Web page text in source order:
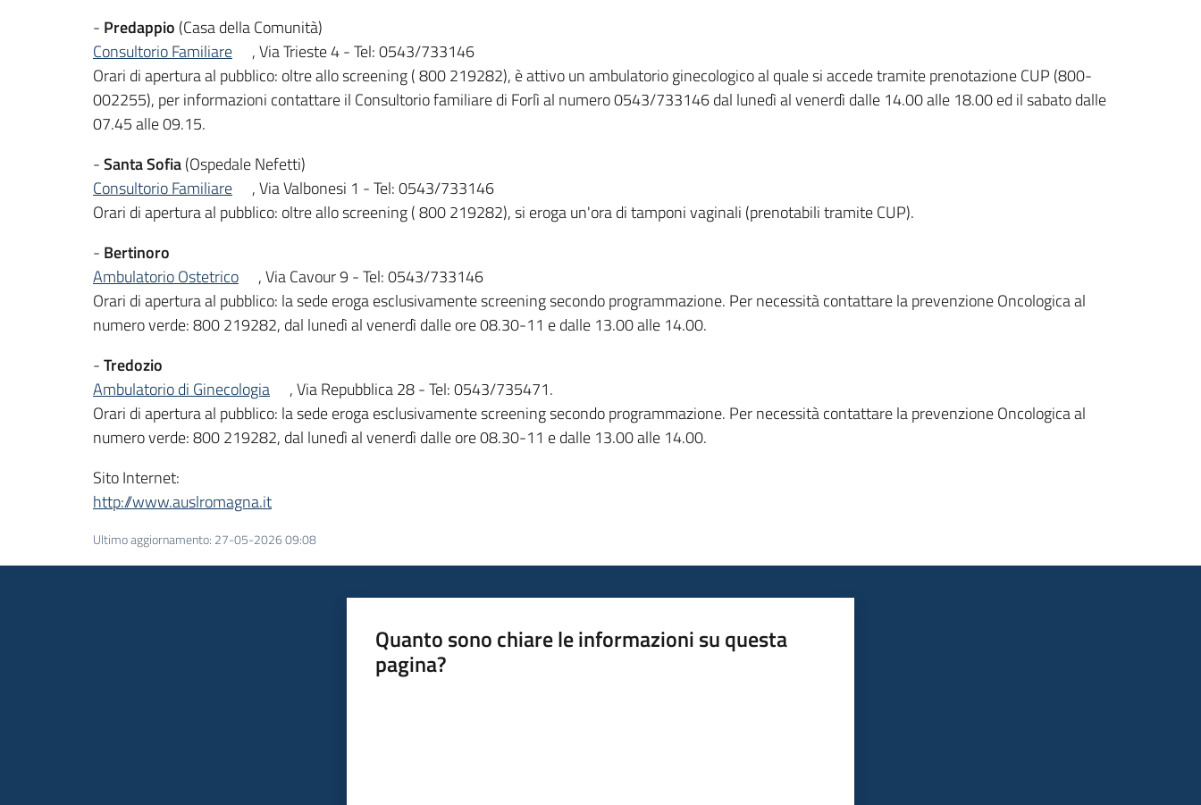
- Predappio (Casa della Comunità)
Consultorio Familiare
, Via Trieste 4 - Tel: 0543/733146
Orari di apertura al pubblico: oltre allo screening ( 800 219282), è attivo un ambulatorio ginecologico al quale si accede tramite prenotazione CUP (800-
002255), per informazioni contattare il Consultorio familiare di Forlì al numero 0543/733146 dal lunedì al venerdì dalle 14.00 alle 18.00 ed il sabato dalle
07.45 alle 09.15.
-Santa Sofia(Ospedale Nefetti)
Consultorio Familiare
, Via Valbonesi 1 - Tel: 0543/733146
Orari di apertura al pubblico: oltre allo screening ( 800 219282), si eroga un'ora di tamponi vaginali (prenotabili tramite CUP).
- Bertinoro
Ambulatorio Ostetrico
, Via Cavour 9 - Tel: 0543/733146
Orari di apertura al pubblico: la sede eroga esclusivamente screening secondo programmazione. Per necessità contattare la prevenzione Oncologica al
numero verde: 800 219282, dal lunedì al venerdì dalle ore 08.30-11 e dalle 13.00 alle 14.00.
-Tredozio
Ambulatorio di Ginecologia
, Via Repubblica 28 - Tel: 0543/735471.
Orari di apertura al pubblico: la sede eroga esclusivamente screening secondo programmazione. Per necessità contattare la prevenzione Oncologica al
numero verde: 800 219282, dal lunedì al venerdì dalle ore 08.30-11 e dalle 13.00 alle 14.00.
Sito Internet:
http://www.auslromagna.it
Ultimo aggiornamento: 27-05-2026 09:08
Quanto sono chiare le informazioni su questa
pagina?